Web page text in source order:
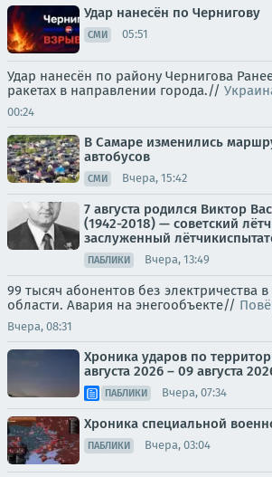
Удар нанесён по Чернигову
СМИ 05:51
Удар нанесён по району Чернигова
ракетах в направлении города.//
00:24
В Самаре изменились
автобусов
СМИ Вчера, 15:42
7 августа родился Виктор
(1942-2018) — советский
заслуженный
ПАБЛИКИ Вчера, 13:49
99 тысяч абонентов без электричества
области. Авария на энегообъекте//
Вчера, 08:31
Хроника ударов по
августа 2026 – 09 августа
ПАБЛИКИ Вчера, 07:34
Хроника специальной
ПАБЛИКИ Вчера, 03:04